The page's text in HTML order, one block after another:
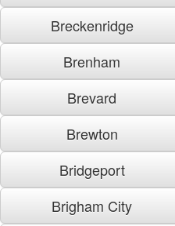
Breckenridge
Brenham
Brevard
Brewton
Bridgeport
Brigham City